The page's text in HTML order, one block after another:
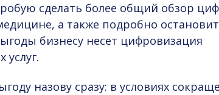
сделать более общий обзор
, а также подробно
бизнесу несет цифровизация
услуг.
назову сразу: в условиях